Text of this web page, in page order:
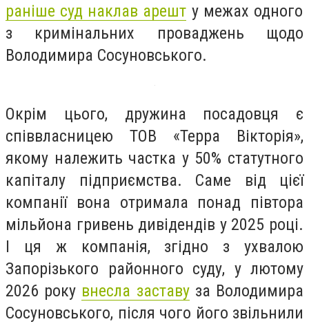
раніше суд наклав арешт у межах одного
з кримінальних проваджень щодо
Володимира Сосуновського.
Окрім цього, дружина посадовця є
співвласницею ТОВ «Терра Вікторія»,
якому належить частка у 50% статутного
капіталу підприємства. Саме від цієї
компанії вона отримала понад півтора
мільйона гривень дивідендів у 2025 році.
І ця ж компанія, згідно з ухвалою
Запорізького районного суду, у лютому
2026 року внесла заставуза Володимира
Сосуновського, після чого його звільнили